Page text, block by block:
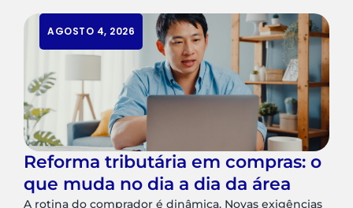
AGOSTO 4, 2026
Reforma tributária em compras: o
que muda no dia a dia da área
A rotina do comprador é dinâmica. Novas exigências